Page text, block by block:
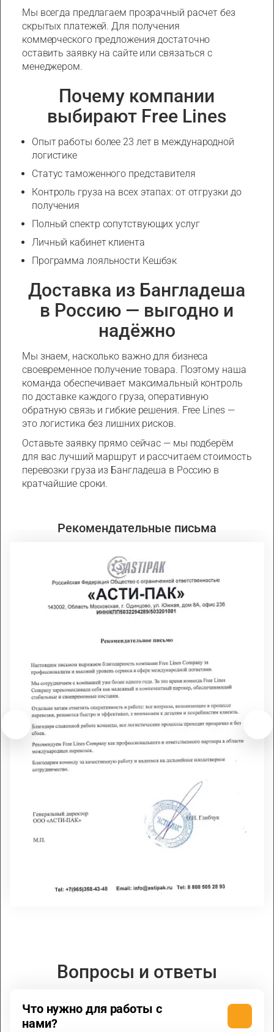
Мы всегда предлагаем прозрачный расчет без
скрытых платежей. Для получения
коммерческого предложения достаточно
оставить заявку на сайте или связаться с
менеджером.
Почему компании
выбирают Free Lines
Опыт работы более 23 лет в международной
логистике
Статус таможенного представителя
Контроль груза на всех этапах: от отгрузки до
получения
Полный спектр сопутствующих услуг
Личный кабинет клиента
Программа лояльности Кешбэк
Доставка из Бангладеша
в Россию — выгодно и
надёжно
Мы знаем, насколько важно для бизнеса
своевременное получение товара. Поэтому наша
команда обеспечивает максимальный контроль
по доставке каждого груза, оперативную
обратную связь и гибкие решения. Free Lines —
это логистика без лишних рисков.
Оставьте заявку прямо сейчас — мы подберём
для вас лучший маршрут и рассчитаем стоимость
перевозки груза из Бангладеша в Россию в
кратчайшие сроки.
Рекомендательные письма
Вопросы и ответы
Что нужно для работы с
нами?